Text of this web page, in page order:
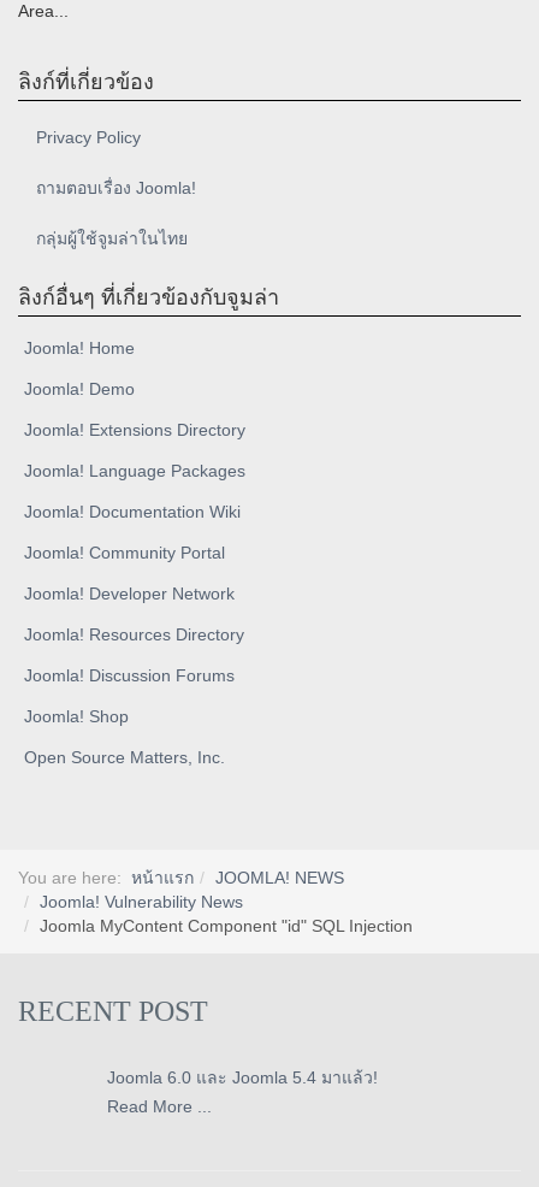
Area...
ลิงก์ที่เกี่ยวข้อง
Privacy Policy
ถามตอบเรื่อง Joomla!
กลุ่มผู้ใช้จูมล่าในไทย
ลิงก์อื่นๆ ที่เกี่ยวข้องกับจูมล่า
Joomla! Home
Joomla! Demo
Joomla! Extensions Directory
Joomla! Language Packages
Joomla! Documentation Wiki
Joomla! Community Portal
Joomla! Developer Network
Joomla! Resources Directory
Joomla! Discussion Forums
Joomla! Shop
Open Source Matters, Inc.
You are here: หน้าแรก
JOOMLA! NEWS
Joomla! Vulnerability News
Joomla MyContent Component "id" SQL Injection
RECENT POST
Joomla 6.0 และ Joomla 5.4 มาแล้ว!
Read More ...